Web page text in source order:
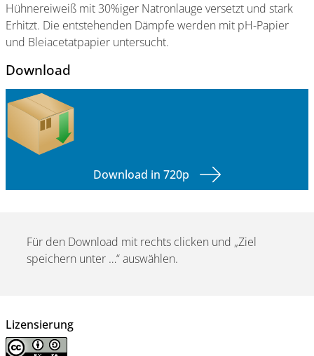
Hühnereiweiß mit 30%iger Natronlauge versetzt und stark
Erhitzt. Die entstehenden Dämpfe werden mit pH-Papier
und Bleiacetatpapier untersucht.
Download
Download in 720p
Für den Download mit rechts clicken und „Ziel
speichern unter …“ auswählen.
Lizensierung